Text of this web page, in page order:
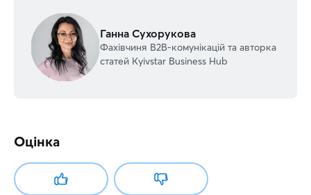
Ганна Сухорукова
Фахівчиня В2В-комунікацій та авторка
статей Kyivstar Business Hub
Оцінка